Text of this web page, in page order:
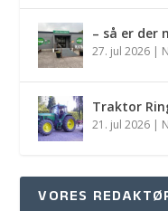
– så er der
27. jul 2026 |
Traktor
21. jul 2026 |
VORES